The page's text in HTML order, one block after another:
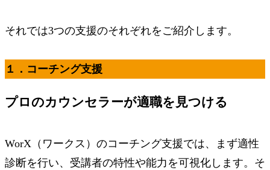
それでは3つの支援のそれぞれをご紹介します。
１．コーチング支援
プロのカウンセラーが適職を見つける
WorX（ワークス）のコーチング支援では、まず適性
診断を行い、受講者の特性や能力を可視化します。そ